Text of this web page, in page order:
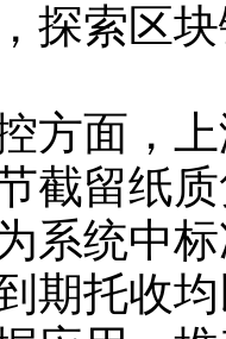
探索区
面，上
截留纸
系统中
期托收